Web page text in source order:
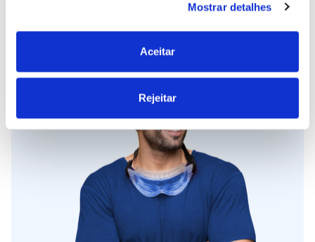
Se permitir, gostaríamos também de:
Recolher informações sobre a sua localização
geográfica as quais podem ter uma precisão de
ativa as características específicas (impressão
digital)
Saiba mais sobre como os seus dados pessoais são
processados e defina as suas preferências na
. Pode alterar ou retirar o seu consentimento a
qualquer momento da Declaração de Cookies.
Utilizamos cookies para personalizar conteúdo e
anúncios, fornecer funcionalidades de redes sociais e
Mostrar detalhes
Aceitar
Rejeitar